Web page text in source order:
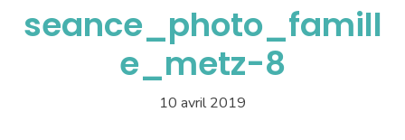
seance_photo_famill
e_metz-8
10 avril 2019